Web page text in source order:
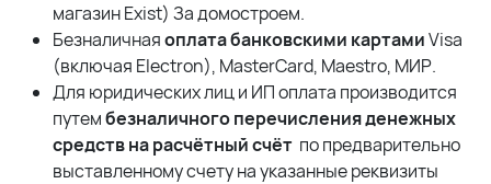
магазин Exist) За домостроем.
Безналичнаяоплата банковскими картамиVisa
(включая Electron), MasterCard, Maestro, МИР.
Для юридических лиц и ИП оплата производится
путембезналичного перечисления денежных
средств на расчётный счёт по предварительно
выставленному счету на указанные реквизиты